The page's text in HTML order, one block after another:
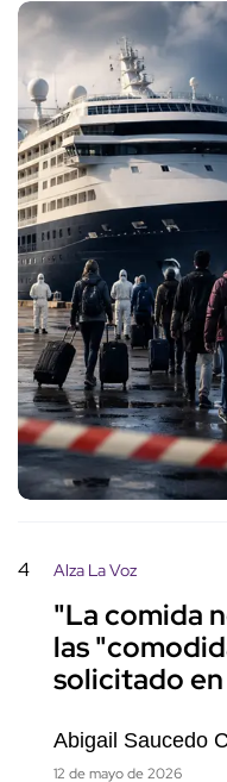
4 Alza La Voz
"La comida
las
solicitado
Abigail Saucedo
12 de mayo de 2026